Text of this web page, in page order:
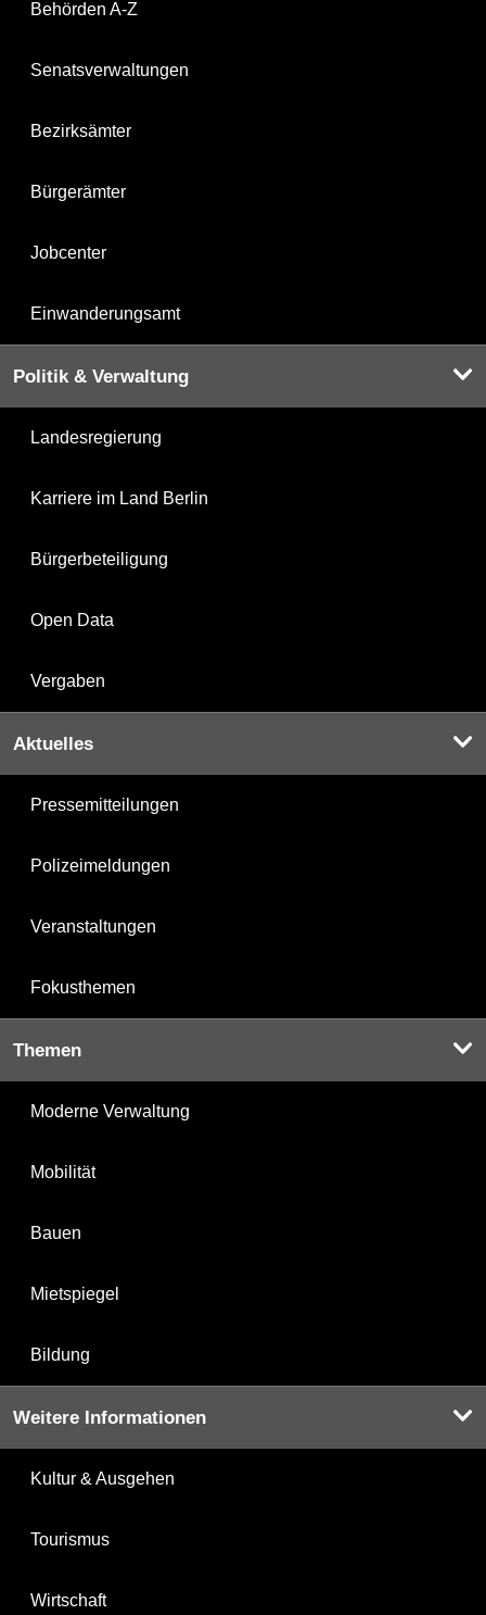
Behörden A-Z
Senatsverwaltungen
Bezirksämter
Bürgerämter
Jobcenter
Einwanderungsamt
Politik & Verwaltung
Landesregierung
Karriere im Land Berlin
Bürgerbeteiligung
Open Data
Vergaben
Aktuelles
Pressemitteilungen
Polizeimeldungen
Veranstaltungen
Fokusthemen
Themen
Moderne Verwaltung
Mobilität
Bauen
Mietspiegel
Bildung
Weitere Informationen
Kultur & Ausgehen
Tourismus
Wirtschaft